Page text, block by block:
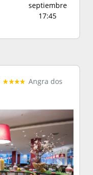
septiembre
17:45
Angra dos
Next